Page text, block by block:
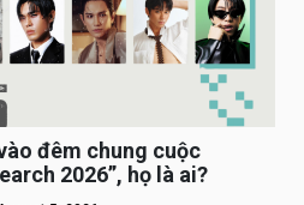
đêm chung cuộc
2026”, họ là ai?